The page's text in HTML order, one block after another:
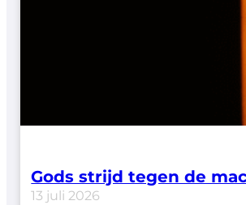
Gods strijd tegen de
13 juli 2026